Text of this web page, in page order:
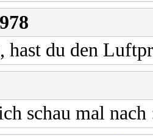
hast du den
schau mal nach